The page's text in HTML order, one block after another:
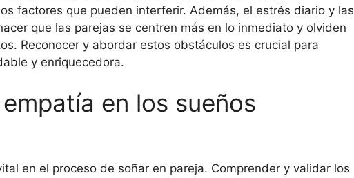
factores que pueden interferir. Además, el estrés diario y las
que las parejas se centren más en lo inmediato y olviden
Reconocer y abordar estos obstáculos es crucial para
y enriquecedora.
en los sueños
en el proceso de soñar en pareja. Comprender y validar los